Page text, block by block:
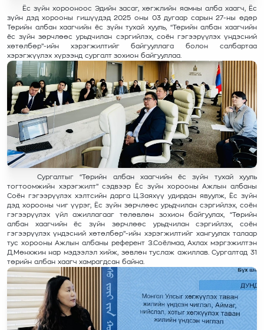
Ёс зүйн хорооноос Эдийн засаг, хөгжлийн яамны алба хаагч, Ёс
зүйн дэд хорооны гишүүдэд 2025 оны 03 дугаар сарын 27-ны өдөр
Төрийн албан хаагчийн ёс зүйн тухай хууль, “Төрийн албан хаагчийн
ёс зүйн зөрчлөөс урьдчилан сэргийлэх, соён гэгээрүүлэх үндэсний
хөтөлбөр”-ийн хэрэгжилтийг байгууллага болон салбартаа
хэрэгжүүлэх хүрээнд сургалт зохион байгууллаа.
Сургалтыг “Төрийн албан хаагчийн ёс зүйн тухай хууль
тогтоомжийн хэрэгжилт” сэдвээр Ёс зүйн хорооны Ажлын албаны
Соён гэгээрүүлэх хэлтсийн дарга Ц.Заяхүү удирдан явуулж, Ёс зүйн
дэд хорооны чиг үүрэг, Ёс зүйн зөрчлөөс урьдчилан сэргийлэх, соён
гэгээрүүлэх үйл ажиллагааг төлөвлөн зохион байгуулах, “Төрийн
албан хаагчийн ёс зүйн зөрчлөөс урьдчилан сэргийлэх, соён
гэгээрүүлэх үндэсний хөтөлбөр”-ийн хэрэгжилтийг хангуулах талаар
тус хорооны Ажлын албаны референт З.Соёлмаа, Ахлах мэргэжилтэн
Д.Мөнхжин нар мэдээлэл хийж, зөвлөн туслаж ажиллав. Сургалтад 31
төрийн албан хаагч хамрагдсан байна.